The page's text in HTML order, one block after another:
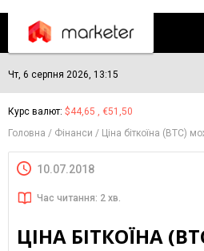
Чт, 6 серпня 2026, 13:15
Курс валют: $44,65 , €51,50
Головна
Фінанси Ціна біткоїна (BTC)
10.07.2018
Час читання: 2 хв.
ЦІНА БІТКОЇНА